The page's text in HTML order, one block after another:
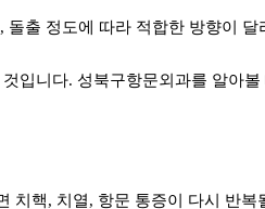
, 돌출 정도에 따라 적합한 방향이 달
입니다. 성북구항문외과를 알아
치핵, 치열, 항문 통증이 다시 반복